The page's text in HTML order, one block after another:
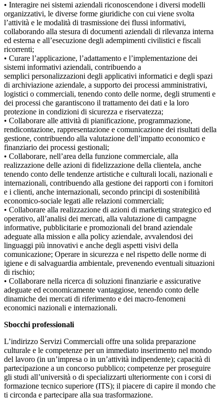
• Interagire nei sistemi aziendali riconoscendone i diversi modelli
organizzativi, le diverse forme giuridiche con cui viene svolta
l’attività e le modalità di trasmissione dei flussi informativi,
collaborando alla stesura di documenti aziendali di rilevanza interna
ed esterna e all’esecuzione degli adempimenti civilistici e fiscali
ricorrenti;
• Curare l’applicazione, l’adattamento e l’implementazione dei
sistemi informativi aziendali, contribuendo a
semplici personalizzazioni degli applicativi informatici e degli spazi
di archiviazione aziendale, a supporto dei processi amministrativi,
logistici o commerciali, tenendo conto delle norme, degli strumenti e
dei processi che garantiscono il trattamento dei dati e la loro
protezione in condizioni di sicurezza e riservatezza;
• Collaborare alle attività di pianificazione, programmazione,
rendicontazione, rappresentazione e comunicazione dei risultati della
gestione, contribuendo alla valutazione dell’impatto economico e
finanziario dei processi gestionali;
• Collaborare, nell’area della funzione commerciale, alla
realizzazione delle azioni di fidelizzazione della clientela, anche
tenendo conto delle tendenze artistiche e culturali locali, nazionali e
internazionali, contribuendo alla gestione dei rapporti con i fornitori
e i clienti, anche internazionali, secondo principi di sostenibilità
economico-sociale legati alle relazioni commerciali;
• Collaborare alla realizzazione di azioni di marketing strategico ed
operativo, all’analisi dei mercati, alla valutazione di campagne
informative, pubblicitarie e promozionali del brand aziendale
adeguate alla mission e alla policy aziendale, avvalendosi dei
linguaggi più innovativi e anche degli aspetti visivi della
comunicazione; Operare in sicurezza e nel rispetto delle norme di
igiene e di salvaguardia ambientale, prevenendo eventuali situazioni
di rischio;
• Collaborare nella ricerca di soluzioni finanziarie e assicurative
adeguate ed economicamente vantaggiose, tenendo conto delle
dinamiche dei mercati di riferimento e dei macro-fenomeni
economici nazionali e internazionali.
Sbocchi professionali
L’indirizzo Servizi Commerciali offre una solida preparazione
culturale e le competenze per un immediato inserimento nel mondo
del lavoro (in un’impresa o in un’attività indipendente); capacità di
partecipazione a un concorso pubblico; competenze per proseguire
gli studi all’università o di specializzarti ulteriormente con i corsi di
formazione tecnico superiore (ITS); il piacere di capire il mondo che
ti circonda e partecipare alla sua trasformazione.